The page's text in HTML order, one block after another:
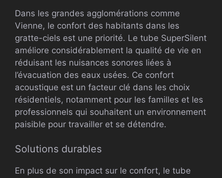
Dans les grandes agglomérations comme
Vienne, le confort des habitants dans les
gratte-ciels est une priorité. Le tube SuperSilent
améliore considérablement la qualité de vie en
réduisant les nuisances sonores liées à
l’évacuation des eaux usées. Ce confort
acoustique est un facteur clé dans les choix
résidentiels, notamment pour les familles et les
professionnels qui souhaitent un environnement
paisible pour travailler et se détendre.
Solutions durables
En plus de son impact sur le confort, le tube